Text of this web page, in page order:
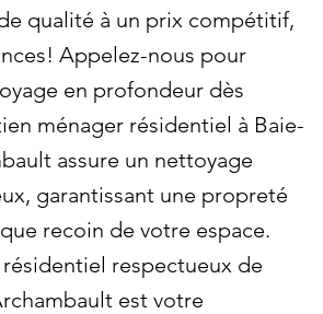
qualité à un prix compétitif,
Appelez-nous pour
en profondeur dès
ménager résidentiel à Baie-
assure un nettoyage
garantissant une propreté
recoin de votre espace.
respectueux de
est votre